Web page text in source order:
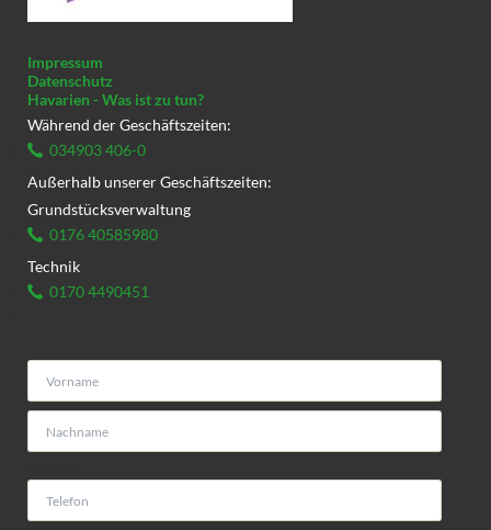
Impressum
Datenschutz
Havarien - Was ist zu tun?
Während der Geschäftszeiten:
034903 406-0
Außerhalb unserer Geschäftszeiten:
Grundstücksverwaltung
0176 40585980
Technik
0170 4490451